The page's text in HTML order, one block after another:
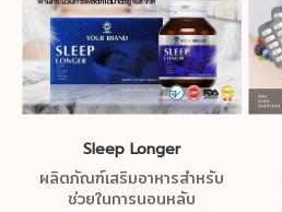
Sleep Longer
ผลิตภัณฑ์เสริมอาหารสำหรับ
ช่วยในการนอนหลับ